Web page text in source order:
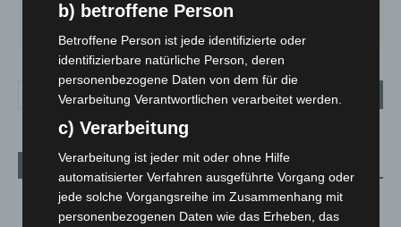
MO.
°
DI. MI.
Aktuelle Beiträge
M’era Luna 2026: 25.000 Fans feiern in Hildesheim
10. August 2026
b) betroffene Person
Betroffene Person ist jede identifizierte oder
identifizierbare natürliche Person, deren
personenbezogene Daten von dem für die
Verarbeitung Verantwortlichen verarbeitet werden.
c) Verarbeitung
Verarbeitung ist jeder mit oder ohne Hilfe
automatisierter Verfahren ausgeführte Vorgang oder
jede solche Vorgangsreihe im Zusammenhang mit
personenbezogenen Daten wie das Erheben, das